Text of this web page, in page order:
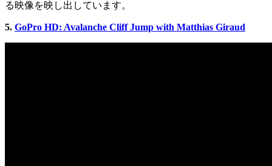
る映像を映し出しています。
5. GoPro HD: Avalanche Cliff Jump with Matthias Giraud